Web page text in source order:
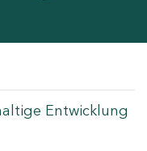
Entwicklung